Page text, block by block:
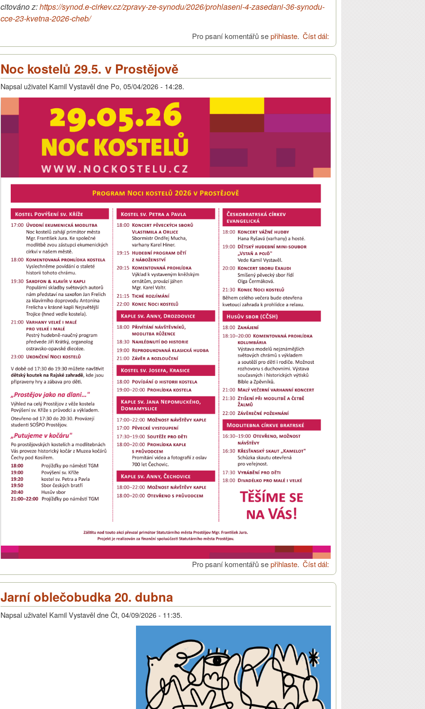
citováno z:https://synod.e-cirkev.cz/zpravy-ze-synodu/2026/prohlaseni-4-zasedani-36-synodu-
cce-23-kvetna-2026-cheb/
Číst dál:
církve k česko-německému
smíření
Pro psaní komentářů sepřihlaste.
Noc kostelů 29.5. v Prostějově
Napsal uživatel Kamil Vystavěldne Po, 05/04/2026 - 14:28.
Číst dál:
Prostějově
Pro psaní komentářů sepřihlaste.
Jarní oblečobudka 20. dubna
Napsal uživatel Kamil VystavěldneČt, 04/09/2026 - 11:35.